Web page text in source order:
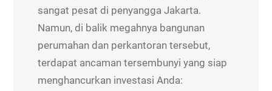
sangat pesat di penyangga Jakarta.
Namun, di balik megahnya bangunan
perumahan dan perkantoran tersebut,
terdapat ancaman tersembunyi yang siap
menghancurkan investasi Anda: